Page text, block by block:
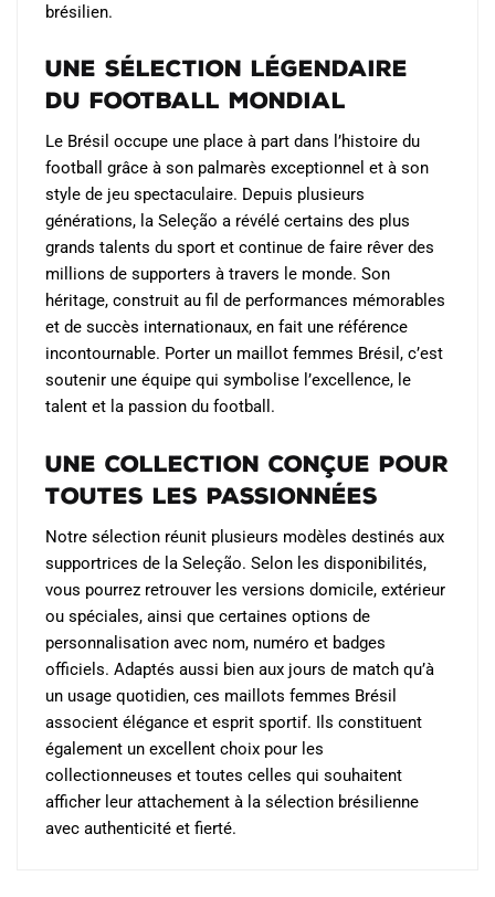
brésilien.
Une sélection légendaire
du football mondial
Le Brésil occupe une place à part dans l’histoire du
football grâce à son palmarès exceptionnel et à son
style de jeu spectaculaire. Depuis plusieurs
générations, la Seleção a révélé certains des plus
grands talents du sport et continue de faire rêver des
millions de supporters à travers le monde. Son
héritage, construit au fil de performances mémorables
et de succès internationaux, en fait une référence
incontournable. Porter un maillot femmes Brésil, c’est
soutenir une équipe qui symbolise l’excellence, le
talent et la passion du football.
Une collection conçue pour
toutes les passionnées
Notre sélection réunit plusieurs modèles destinés aux
supportrices de la Seleção. Selon les disponibilités,
vous pourrez retrouver les versions domicile, extérieur
ou spéciales, ainsi que certaines options de
personnalisation avec nom, numéro et badges
officiels. Adaptés aussi bien aux jours de match qu’à
un usage quotidien, ces maillots femmes Brésil
associent élégance et esprit sportif. Ils constituent
également un excellent choix pour les
collectionneuses et toutes celles qui souhaitent
afficher leur attachement à la sélection brésilienne
avec authenticité et fierté.